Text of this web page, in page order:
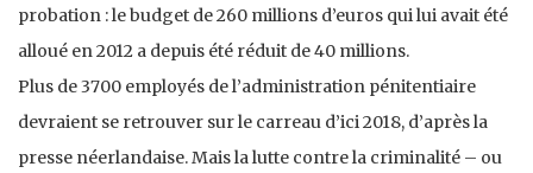
probation : le budget de 260 millions d’euros qui lui avait été
alloué en 2012 a depuis été réduit de 40 millions.
Plus de 3700 employés de l’administration pénitentiaire
devraient se retrouver sur le carreau d’ici 2018, d’après la
presse néerlandaise. Mais la lutte contre la criminalité – ou